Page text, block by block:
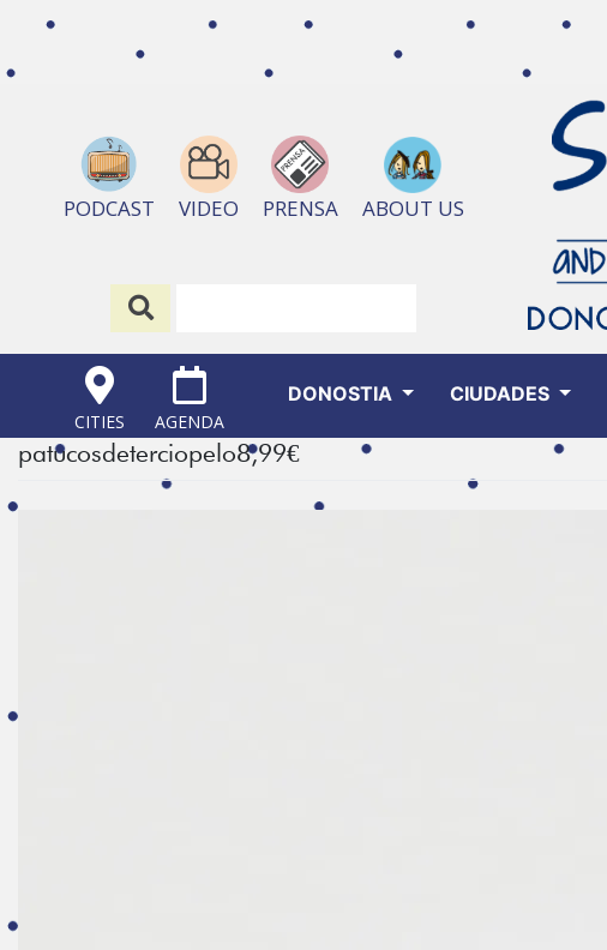
PODCAST VIDEO PRENSA ABOUT US
CITIES AGENDA
DONOSTIA CIUDADES
patucosdeterciopelo8,99€